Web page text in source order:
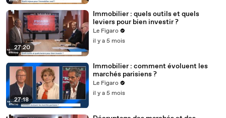
27:20
Immobilier : quels outils et quels
leviers pour bien investir ?
Le Figaro
il y a 5 mois
27:18
Immobilier : comment évoluent les
marchés parisiens ?
Le Figaro
il y a 5 mois